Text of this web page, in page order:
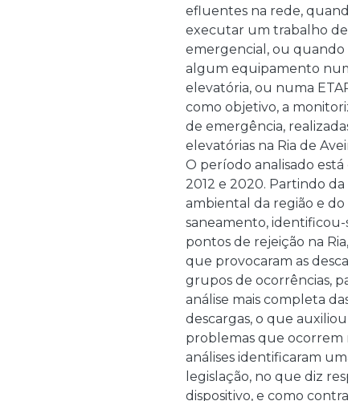
efluentes na rede, quando
executar um trabalho de
emergencial, ou quando
algum equipamento
elevatória, ou numa
como objetivo, a
de emergência, realizadas
elevatórias na Ria de
O período analisado está
2012 e 2020. Partindo da
ambiental da região e do
saneamento, identificou-
pontos de rejeição na Ria,
que provocaram as
grupos de ocorrências,
análise mais completa das
descargas, o que auxiliou
problemas que ocorrem
análises identificaram uma
legislação, no que diz
dispositivo, e como